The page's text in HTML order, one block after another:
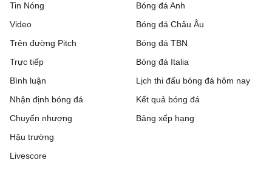
Tin Nóng
Video
Trên đường Pitch
Trực tiếp
Bóng đá Anh
Bóng đá Châu Âu
Bóng đá TBN
Bóng đá Italia
Bình luận
Nhận định bóng đá
Chuyển nhượng
Hậu trường
Livescore
Lịch thi đấu bóng đá hôm nay
Kết quả bóng đá
Bảng xếp hạng